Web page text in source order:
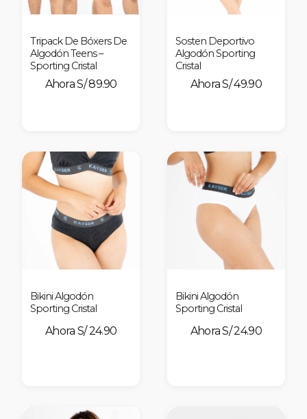
Tripack De Bóxers De
Algodón Teens –
Sporting Cristal
S/ 89.90
Sosten Deportivo
Algodón Sporting
Cristal
S/ 49.90
Bikini Algodón
Sporting Cristal
S/ 24.90
Bikini Algodón
Sporting Cristal
S/ 24.90